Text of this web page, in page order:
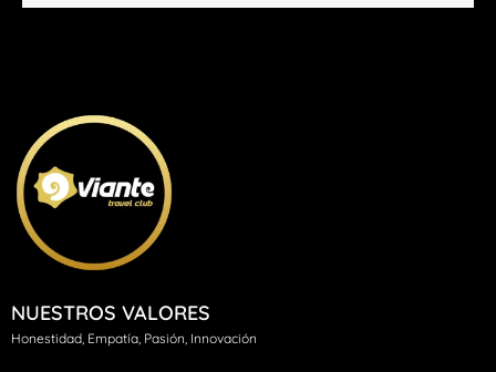
NUESTROS VALORES
Honestidad, Empatía, Pasión, Innovación